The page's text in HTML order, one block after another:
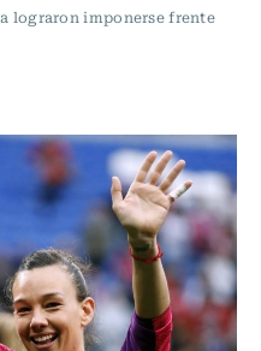
lograron imponerse frente